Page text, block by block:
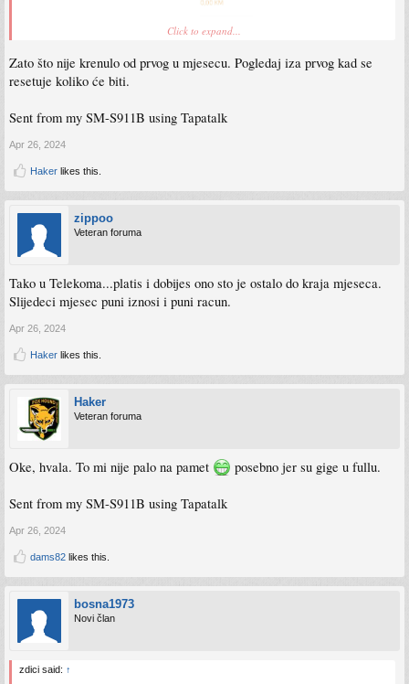
Sent from my SM-S911B using Tapatalk
Click to expand...
Zato što nije krenulo od prvog u mjesecu. Pogledaj iza prvog kad se
resetuje koliko će biti.
Sent from my SM-S911B using Tapatalk
Apr 26, 2024
Haker likes this.
zippoo
Veteran foruma
Tako u Telekoma...platis i dobijes ono sto je ostalo do kraja mjeseca.
Slijedeci mjesec puni iznosi i puni racun.
Apr 26, 2024
Haker likes this.
Haker
Veteran foruma
Oke, hvala. To mi nije palo na pamet posebno jer su gige u fullu.
Sent from my SM-S911B using Tapatalk
Apr 26, 2024
dams82 likes this.
bosna1973
Novi član
zdici said: ↑